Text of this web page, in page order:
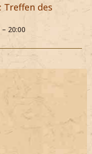
Treffen des
20:00